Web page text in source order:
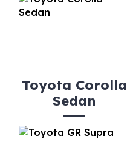
Toyota Corolla
Sedan